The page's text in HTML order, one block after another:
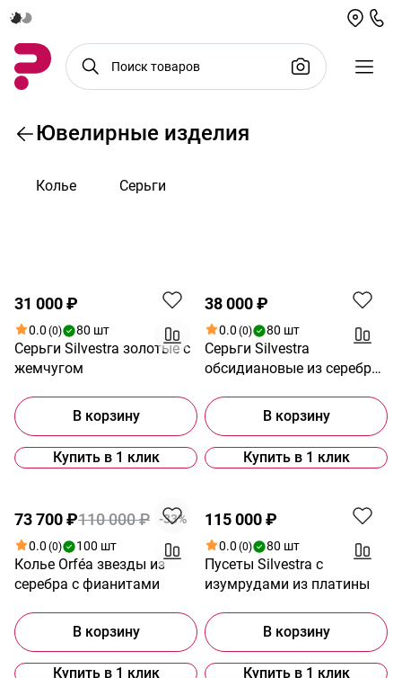
Ювелирные изделия
Колье Серьги
31 000 ₽
0.0 (0) 80 шт
Серьги Silvestra золотые с
жемчугом
В корзину
Купить в 1 клик
38 000 ₽
0.0 (0) 80 шт
Серьги Silvestra
обсидиановые из серебра
В корзину
Купить в 1 клик
Акция
73 700 ₽110 000 ₽
-33%
0.0 (0) 100 шт
Колье Orféa звезды из
серебра с фианитами
В корзину
Купить в 1 клик
115 000 ₽
0.0 (0) 80 шт
Пусеты Silvestra с
изумрудами из платины
В корзину
Купить в 1 клик